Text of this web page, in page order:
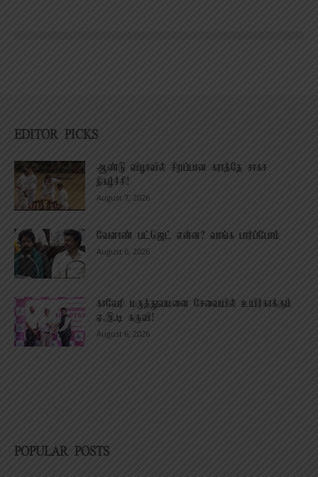
EDITOR PICKS
ஆண்டு விழாவில் சிறப்பான கராத்தே சாகச
நிகழ்ச்சி!
August 7, 2026
வேளாண் பட்ஜெட் என்ன? வாங்க பார்ப்போம்
August 6, 2026
காவேரி மருத்துவமனை சேவையில் உயிர்காக்கும்
ஏ.இ.டி கருவி!
August 6, 2026
POPULAR POSTS